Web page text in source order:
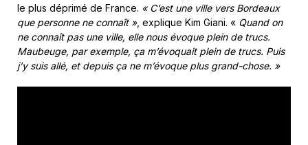
le plus déprimé de France. « C’est une ville vers Bordeaux
que personne ne connaît », explique Kim Giani. « Quand on
ne connaît pas une ville, elle nous évoque plein de trucs.
Maubeuge, par exemple, ça m’évoquait plein de trucs. Puis
j’y suis allé, et depuis ça ne m’évoque plus grand-chose. »